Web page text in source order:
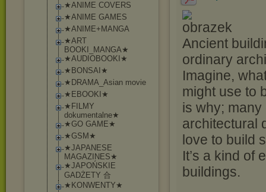
★ANIME COVERS
★ANIME GAMES
★ANIME+MANGA
★ART
BOOKI_MANGA★
★AUDIOBOOKI★
★BONSAI★
★DRAMA_Asian movie
★EBOOKI★
★FILMY
dokumentalne★
★GO GAME★
★GSM★
★JAPANESE
MAGAZINES★
★JAPOŃSKIE
GADŻETY 合
★KONWENTY★
Ancient
ordinary
Imagine,
might use to
is why;
architectural
love to build
It’s a kind of
buildings.